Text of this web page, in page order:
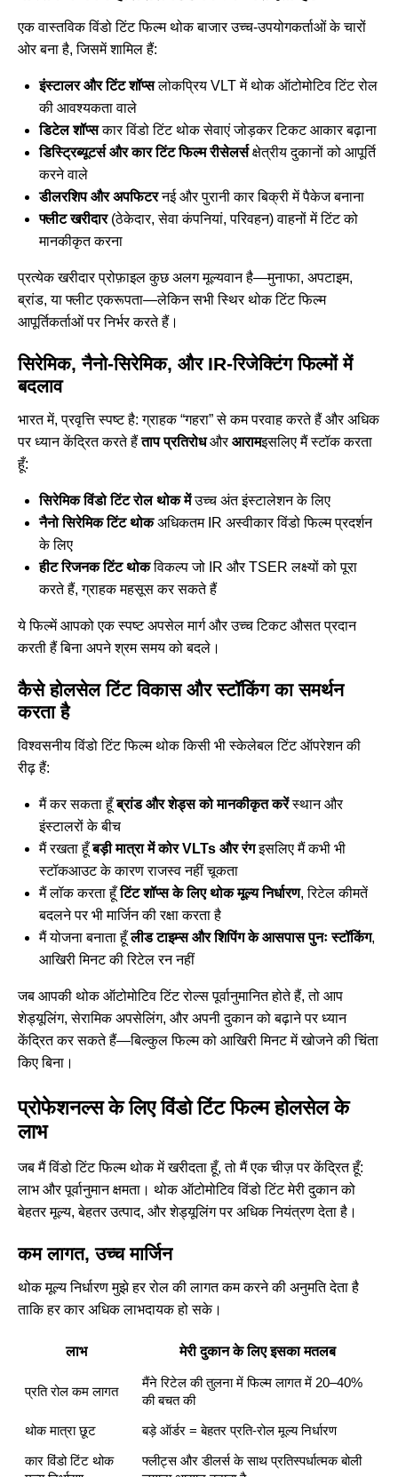
एक वास्तविक विंडो टिंट फिल्म थोक बाजार उच्च-उपयोगकर्ताओं के चारों
ओर बना है, जिसमें शामिल हैं:
इंस्टालर और टिंट शॉप्सलोकप्रिय VLT में थोक ऑटोमोटिव टिंट रोल
की आवश्यकता वाले
डिटेल शॉप्सकार विंडो टिंट थोक सेवाएं जोड़कर टिकट आकार बढ़ाना
डिस्ट्रिब्यूटर्स और कार टिंट फिल्म रीसेलर्सक्षेत्रीय दुकानों को आपूर्ति
करने वाले
डीलरशिप और अपफिटरनई और पुरानी कार बिक्री में पैकेज बनाना
फ्लीट खरीदार(ठेकेदार, सेवा कंपनियां, परिवहन) वाहनों में टिंट को
मानकीकृत करना
प्रत्येक खरीदार प्रोफ़ाइल कुछ अलग मूल्यवान है—मुनाफा, अपटाइम,
ब्रांड, या फ्लीट एकरूपता—लेकिन सभी स्थिर थोक टिंट फिल्म
आपूर्तिकर्ताओं पर निर्भर करते हैं।
सिरेमिक, नैनो-सिरेमिक, और IR-रिजेक्टिंग फिल्मों में
बदलाव
भारत में, प्रवृत्ति स्पष्ट है: ग्राहक “गहरा” से कम परवाह करते हैं और अधिक
पर ध्यान केंद्रित करते हैंताप प्रतिरोधऔरआरामइसलिए मैं स्टॉक करता
हूँ:
सिरेमिक विंडो टिंट रोल थोक मेंउच्च अंत इंस्टालेशन के लिए
नैनो सिरेमिक टिंट थोकअधिकतम IR अस्वीकार विंडो फिल्म प्रदर्शन
के लिए
हीट रिजनक टिंट थोकविकल्प जो IR और TSER लक्ष्यों को पूरा
करते हैं, ग्राहक महसूस कर सकते हैं
ये फिल्में आपको एक स्पष्ट अपसेल मार्ग और उच्च टिकट औसत प्रदान
करती हैं बिना अपने श्रम समय को बदले।
कैसे होलसेल टिंट विकास और स्टॉकिंग का समर्थन
करता है
विश्वसनीय विंडो टिंट फिल्म थोक किसी भी स्केलेबल टिंट ऑपरेशन की
रीढ़ हैं:
मैं कर सकता हूँब्रांड और शेड्स को मानकीकृत करेंस्थान और
इंस्टालरों के बीच
मैं रखता हूँबड़ी मात्रा में कोर VLTs और रंगइसलिए मैं कभी भी
स्टॉकआउट के कारण राजस्व नहीं चूकता
मैं लॉक करता हूँटिंट शॉप्स के लिए थोक मूल्य निर्धारण, रिटेल कीमतें
बदलने पर भी मार्जिन की रक्षा करता है
मैं योजना बनाता हूँलीड टाइम्स और शिपिंग के आसपास पुनः स्टॉकिंग,
आखिरी मिनट की रिटेल रन नहीं
जब आपकी थोक ऑटोमोटिव टिंट रोल्स पूर्वानुमानित होते हैं, तो आप
शेड्यूलिंग, सेरामिक अपसेलिंग, और अपनी दुकान को बढ़ाने पर ध्यान
केंद्रित कर सकते हैं—बिल्कुल फिल्म को आखिरी मिनट में खोजने की चिंता
किए बिना।
प्रोफेशनल्स के लिए विंडो टिंट फिल्म होलसेल के
लाभ
जब मैं विंडो टिंट फिल्म थोक में खरीदता हूँ, तो मैं एक चीज़ पर केंद्रित हूँ:
लाभ और पूर्वानुमान क्षमता। थोक ऑटोमोटिव विंडो टिंट मेरी दुकान को
बेहतर मूल्य, बेहतर उत्पाद, और शेड्यूलिंग पर अधिक नियंत्रण देता है।
कम लागत, उच्च मार्जिन
थोक मूल्य निर्धारण मुझे हर रोल की लागत कम करने की अनुमति देता है
ताकि हर कार अधिक लाभदायक हो सके।
लाभ मेरी दुकान के लिए इसका मतलब
प्रति रोल कम लागत
मैंने रिटेल की तुलना में फिल्म लागत में 20–40%
की बचत की
थोक मात्रा छूट
बड़े ऑर्डर = बेहतर प्रति-रोल मूल्य निर्धारण
कार विंडो टिंट थोक
फ्लीट्स और डीलर्स के साथ प्रतिस्पर्धात्मक बोली